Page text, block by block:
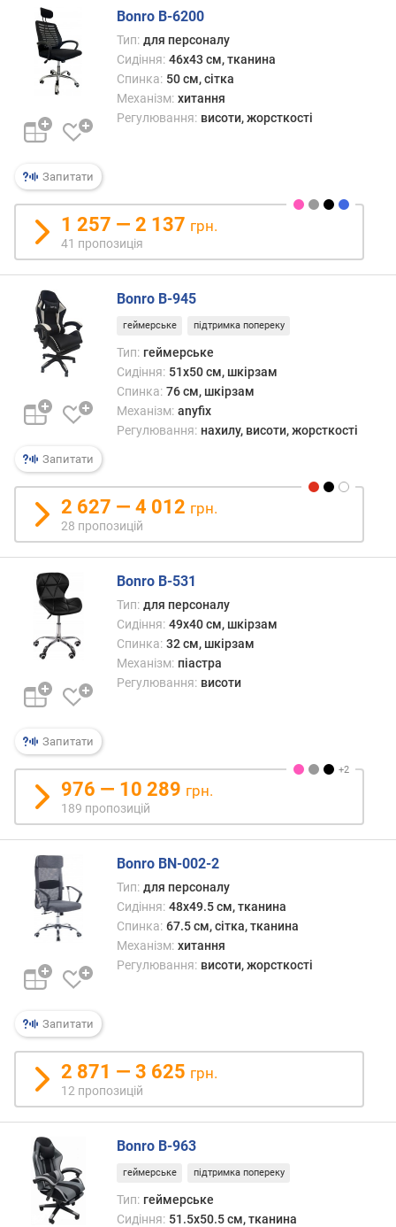
т
а
с
п
и
к
и
с
м
р
и
н
а
с
и
н
и
у
п
л
е
ч
х
(
с
м
)
ш
и
н
а
с
и
д
н
н
я
м
)
м
і
н
.
г
л
и
б
и
н
а
Запитати
Bonro B-6200
Тип: для персоналу
Сидіння: 46x43 см, тканина
Спинка: 50 см, сітка
Механізм: хитання
Регулювання: висоти, жорсткості
1 257 — 2 137 грн.
41 пропозиція
Запитати
Bonro B-945
геймерське підтримка попереку
Тип: геймерське
Сидіння: 51x50 см, шкірзам
Спинка: 76 см, шкірзам
Механізм: anyfix
Регулювання: нахилу, висоти, жорсткості
2 627 — 4 012 грн.
28 пропозицій
Запитати
Bonro B-531
Тип: для персоналу
Сидіння: 49x40 см, шкірзам
Спинка: 32 см, шкірзам
Механізм: піастра
Регулювання: висоти
976 — 10 289 грн.
189 пропозицій
Запитати
Bonro BN-002-2
Тип: для персоналу
Сидіння: 48x49.5 см, тканина
Спинка: 67.5 см, сітка, тканина
Механізм: хитання
Регулювання: висоти, жорсткості
2 871 — 3 625 грн.
12 пропозицій
Bonro B-963
геймерське підтримка попереку
Тип: геймерське
Сидіння: 51.5x50.5 см, тканина